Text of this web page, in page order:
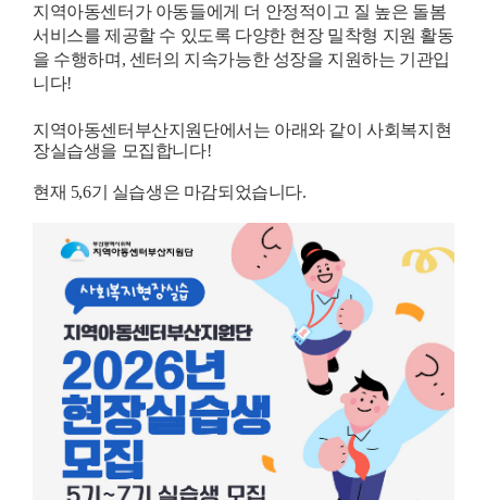
지역아동센터가 아동들에게 더 안정적이고 질 높은 돌봄
서비스를 제공할 수 있도록 다양한 현장 밀착형 지원 활동
을 수행하며, 센터의 지속가능한 성장을 지원하는 기관입
니다!
지역아동센터부산지원단에서는 아래와 같이 사회복지현
장실습생을 모집합니다!
현재 5,6기 실습생은 마감되었습니다.